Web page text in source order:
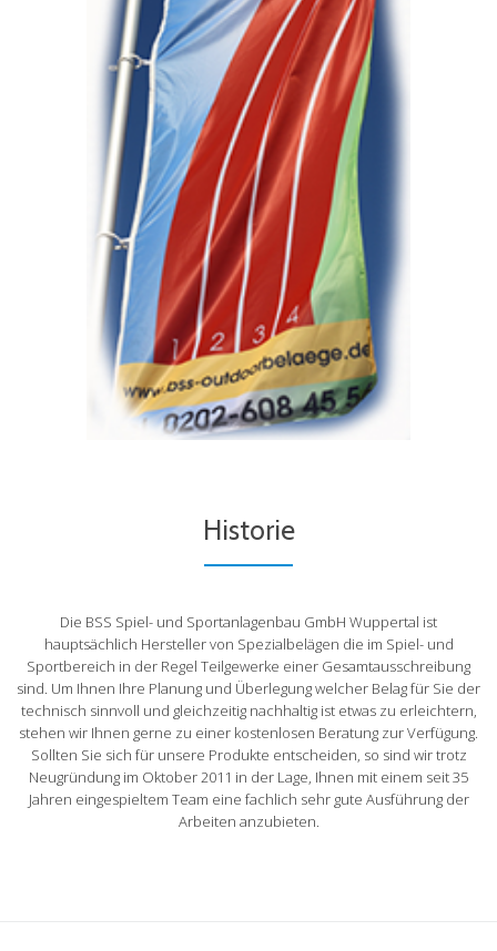
Historie
Die BSS Spiel- und Sportanlagenbau GmbH Wuppertal ist
hauptsächlich Hersteller von Spezialbelägen die im Spiel- und
Sportbereich in der Regel Teilgewerke einer Gesamtausschreibung
sind. Um Ihnen Ihre Planung und Überlegung welcher Belag für Sie der
technisch sinnvoll und gleichzeitig nachhaltig ist etwas zu erleichtern,
stehen wir Ihnen gerne zu einer kostenlosen Beratung zur Verfügung.
Sollten Sie sich für unsere Produkte entscheiden, so sind wir trotz
Neugründung im Oktober 2011 in der Lage, Ihnen mit einem seit 35
Jahren eingespieltem Team eine fachlich sehr gute Ausführung der
Arbeiten anzubieten.